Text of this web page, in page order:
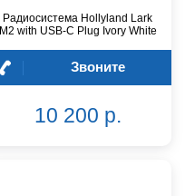
Радиосистема Hollyland Lark
M2 with USB-C Plug Ivory White
Звоните
10 200 р.